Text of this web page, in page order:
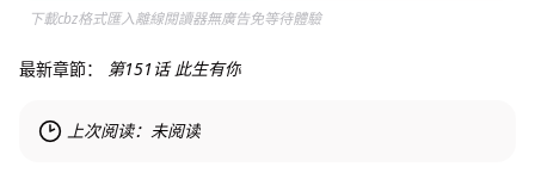
下載cbz格式匯入離線閱讀器無廣告免等待體驗
最新章節： 第151话 此生有你
上次阅读： 未阅读